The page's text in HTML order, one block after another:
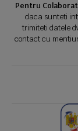
Pentru
daca sunteti
trimiteti datele
contact cu